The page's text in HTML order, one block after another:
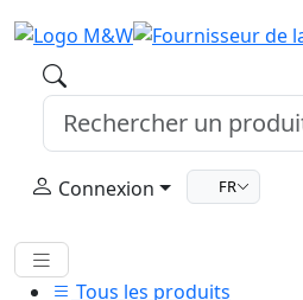
Connexion FR
Tous les produits